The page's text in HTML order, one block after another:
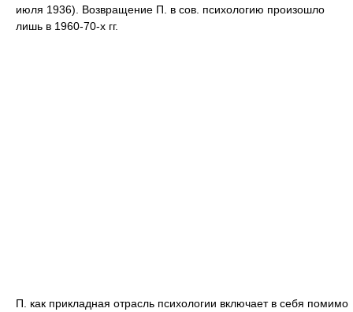
июля 1936). Возвращение П. в сов. психологию произошло
лишь в 1960-70-х гг.
П. как прикладная отрасль психологии включает в себя помимо